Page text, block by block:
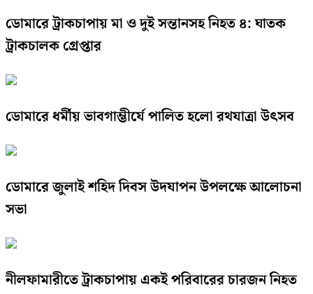
ডোমারে ট্রাকচাপায় মা ও দুই সন্তানসহ নিহত ৪: ঘাতক
ট্রাকচালক গ্রেপ্তার
ডোমারে ধর্মীয় ভাবগাম্ভীর্যে পালিত হলো রথযাত্রা উৎসব
ডোমারে জুলাই শহিদ দিবস উদযাপন উপলক্ষে আলোচনা
সভা
নীলফামারীতে ট্রাকচাপায় একই পরিবারের চারজন নিহত